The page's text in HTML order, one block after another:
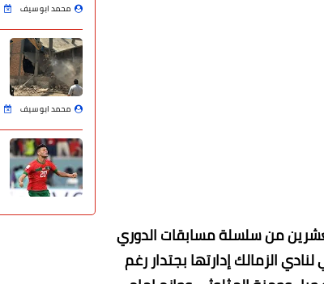
من سلسلة مسابقات الدوري
الفني لنادي الزمالك إدارتها بجتدار رغم
محمد ابو سيف
محمد ابو سيف